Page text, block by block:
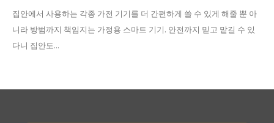
집안에서 사용하는 각종 가전 기기를 더 간편하게 쓸 수 있게 해줄 뿐 아
니라 방범까지 책임지는 가정용 스마트 기기. 안전까지 믿고 맡길 수 있
다니 집안도...